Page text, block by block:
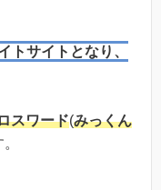
トサイトとなり、
スワード(みっくん